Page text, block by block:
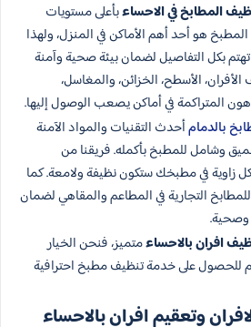
المطابخ في الاحساءبأعلى مستويات
هو أحد أهم الأماكن في المنزل، ولهذا
بكل التفاصيل لضمان بيئة صحية وآمنة
الأسطح، الخزائن، والمغاسل،
المتراكمة في أماكن يصعب الوصول إليها.
بالدمامأحدث التقنيات والمواد الآمنة
وشامل للمطبخ بأكمله. فريقنا من
في مطبخك ستكون نظيفة ولامعة. كما
التجارية في المطاعم والمقاهي لضمان
وصحية.
افران بالاحساءمتميز، فنحن الخيار
للحصول على خدمة تنظيف مطبخ احترافية
وتعقيم افران بالاحساء